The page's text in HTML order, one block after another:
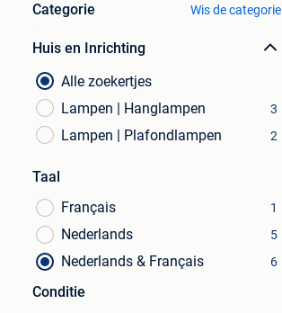
Categorie Wis de categorie
Huis en Inrichting
Alle zoekertjes
Lampen | Hanglampen
3
Lampen | Plafondlampen 2
Taal
Français
1
Nederlands 5
Nederlands & Français 6
Conditie